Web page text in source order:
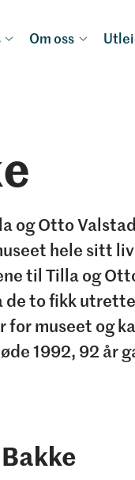
Om oss
og Otto
hele sitt
til Tilla og
to fikk
for museet og
1992, 92 år